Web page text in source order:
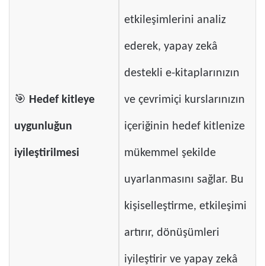
🎯 Hedef kitleye
uygunluğun
iyileştirilmesi
etkileşimlerini analiz
ederek, yapay zekâ
destekli e-kitaplarınızın
ve çevrimiçi kurslarınızın
içeriğinin hedef kitlenize
mükemmel şekilde
uyarlanmasını sağlar. Bu
kişiselleştirme, etkileşimi
artırır, dönüşümleri
iyileştirir ve yapay zekâ